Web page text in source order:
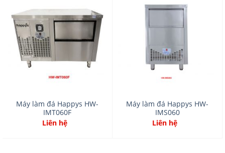
Add
to
wishlist
Máy làm đá Happys HW-
IMT060F
Liên hệ
Máy làm đá Happys HW-
IMS060
Liên hệ